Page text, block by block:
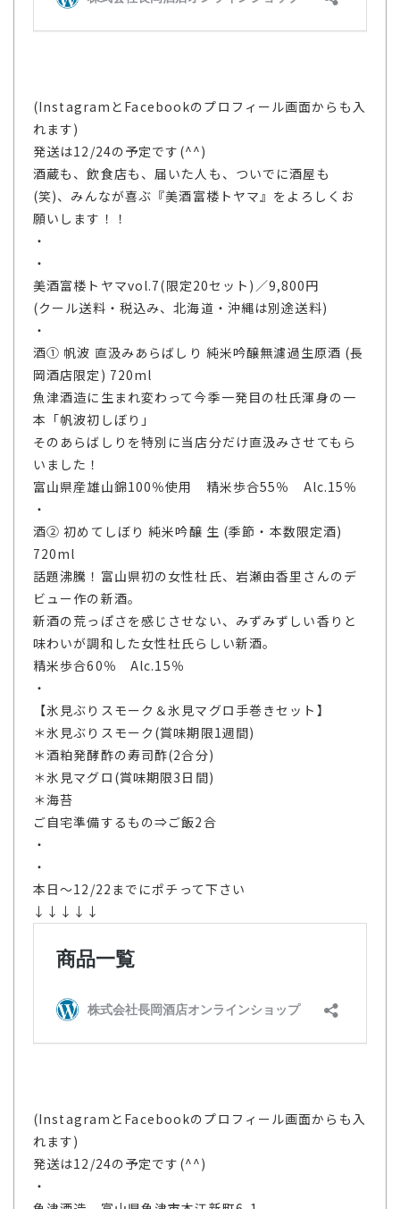
(InstagramとFacebookのプロフィール画面からも入
れます)
発送は12/24の予定です(^^)
酒蔵も、飲食店も、届いた人も、ついでに酒屋も
(笑)、みんなが喜ぶ『美酒富楼トヤマ』をよろしくお
願いします！！
・
・
美酒富楼トヤマvol.7(限定20セット)／9,800円
(クール送料・税込み、北海道・沖縄は別途送料)
・
酒① 帆波 直汲みあらばしり 純米吟醸無濾過生原酒 (長
岡酒店限定) 720ml
魚津酒造に生まれ変わって今季一発目の杜氏渾身の一
本「帆波初しぼり」
そのあらばしりを特別に当店分だけ直汲みさせてもら
いました！
富山県産雄山錦100％使用 精米歩合55％ Alc.15％
・
酒② 初めてしぼり 純米吟醸 生 (季節・本数限定酒)
720ml
話題沸騰！富山県初の女性杜氏、岩瀬由香里さんのデ
ビュー作の新酒。
新酒の荒っぽさを感じさせない、みずみずしい香りと
味わいが調和した女性杜氏らしい新酒。
精米歩合60％ Alc.15％
・
【氷見ぶりスモーク＆氷見マグロ手巻きセット】
＊氷見ぶりスモーク(賞味期限1週間)
＊酒粕発酵酢の寿司酢(2合分)
＊氷見マグロ(賞味期限3日間)
＊海苔
ご自宅準備するもの⇒ご飯2合
・
・
本日～12/22までにポチって下さい
↓↓↓↓↓
(InstagramとFacebookのプロフィール画面からも入
れます)
発送は12/24の予定です(^^)
・